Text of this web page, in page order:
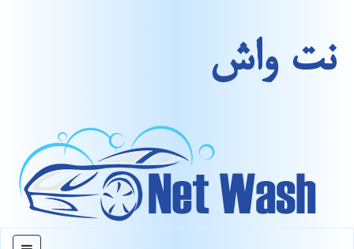
نت واش